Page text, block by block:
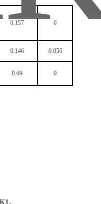
0.157 0
0.146 0.056
0.09 0
。